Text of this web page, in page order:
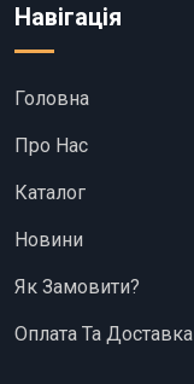
Навігація
Головна
Про Нас
Каталог
Новини
Як Замовити?
Оплата Та Доставка